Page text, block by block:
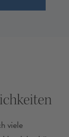
viele